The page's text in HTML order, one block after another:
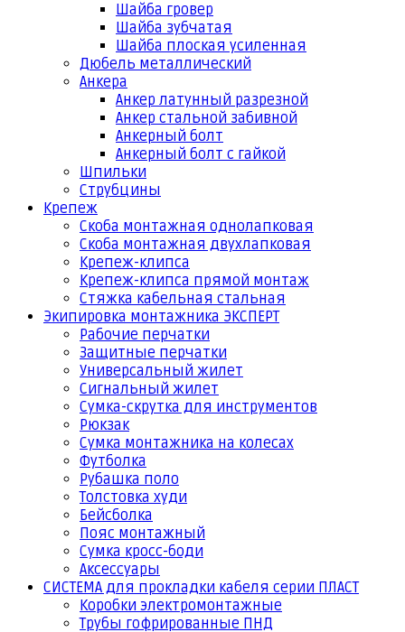
Шайба гровер
Шайба зубчатая
Шайба плоская усиленная
Дюбель металлический
Анкера
Анкер латунный разрезной
Анкер стальной забивной
Анкерный болт
Анкерный болт с гайкой
Шпильки
Струбцины
Крепеж
Скоба монтажная однолапковая
Скоба монтажная двухлапковая
Крепеж-клипса
Крепеж-клипса прямой монтаж
Стяжка кабельная стальная
Экипировка монтажника ЭКСПЕРТ
Рабочие перчатки
Защитные перчатки
Универсальный жилет
Сигнальный жилет
Сумка-скрутка для инструментов
Рюкзак
Сумка монтажника на колесах
Футболка
Рубашка поло
Толстовка худи
Бейсболка
Пояс монтажный
Сумка кросс-боди
Аксессуары
СИСТЕМА для прокладки кабеля серии ПЛАСТ
Коробки электромонтажные
Трубы гофрированные ПНД